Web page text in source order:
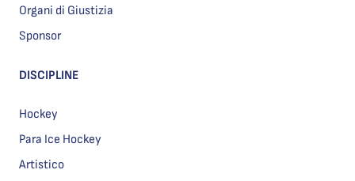
Organi di Giustizia
Sponsor
DISCIPLINE
Hockey
Para Ice Hockey
Artistico